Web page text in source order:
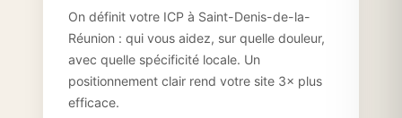
On définit votre ICP à Saint-Denis-de-la-
Réunion : qui vous aidez, sur quelle douleur,
avec quelle spécificité locale. Un
positionnement clair rend votre site 3× plus
efficace.